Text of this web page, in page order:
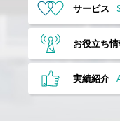
サービス
お役立ち情
実績紹介